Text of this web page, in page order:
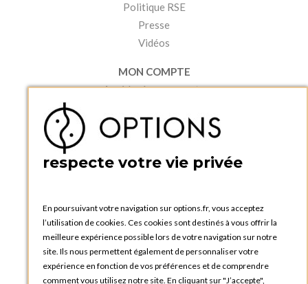
Politique RSE
Presse
Vidéos
MON COMPTE
Accéder à mon compte
Créer un compte
PRATIQUE
Catalogues et bons de commande
Tutoriels
respecte votre vie privée
En poursuivant votre navigation sur options.fr, vous acceptez
l’utilisation de cookies. Ces cookies sont destinés à vous offrir la
meilleure expérience possible lors de votre navigation sur notre
site. Ils nous permettent également de personnaliser votre
expérience en fonction de vos préférences et de comprendre
comment vous utilisez notre site. En cliquant sur "J’accepte",